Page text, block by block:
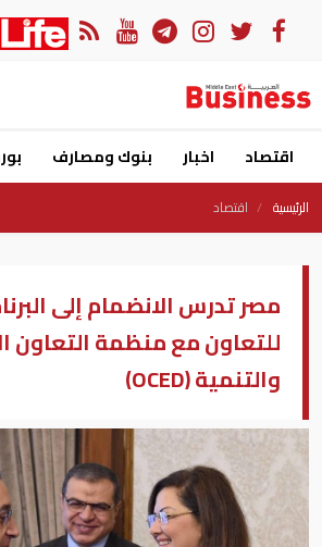
اقتصاد اخبار بنوك ومصارف
الرئيسية اقتصاد
مصر تدرس الانضمام إلى
للتعاون مع منظمة التعاون
والتنمية (OCED)